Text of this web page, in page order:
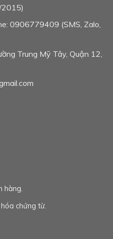
0906779409 (SMS, Zalo,
Trung Mỹ Tây, Quận 12,
hàng.
chứng từ.